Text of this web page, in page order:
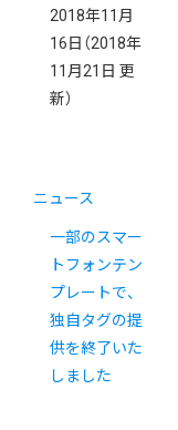
2018年11月
16日 （2018年
11月21日 更
新）
ニュース
一部のスマー
トフォンテン
プレートで、
独自タグの提
供を終了いた
しました